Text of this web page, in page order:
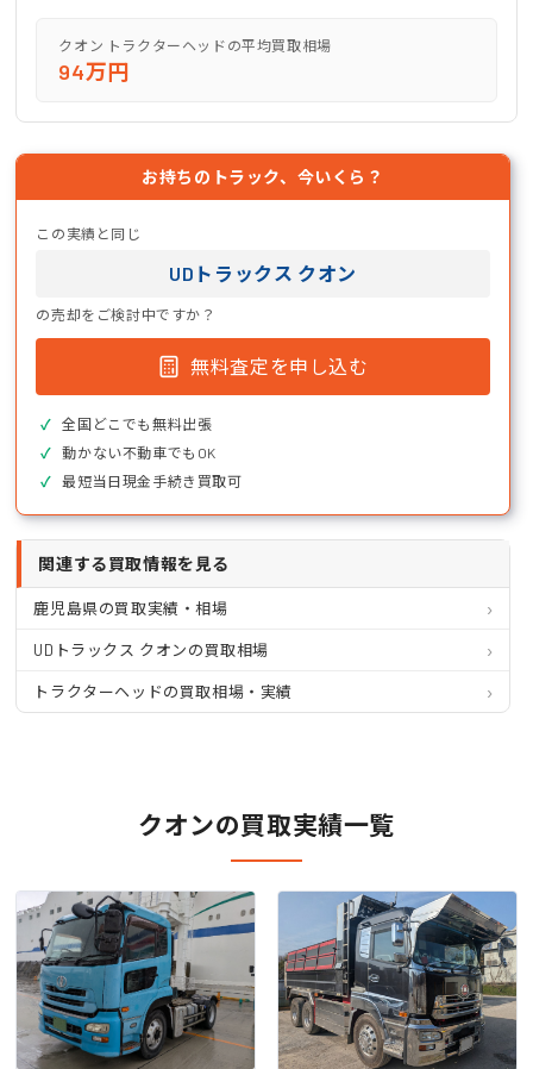
クオン トラクターヘッドの平均買取相場
94万円
お持ちのトラック、今いくら？
この実績と同じ
UDトラックス クオン
の売却をご検討中ですか？
無料査定を申し込む
全国どこでも無料出張
動かない不動車でもOK
最短当日現金手続き買取可
関連する買取情報を見る
鹿児島県の買取実績・相場
UDトラックス クオンの買取相場
トラクターヘッドの買取相場・実績
クオンの買取実績一覧